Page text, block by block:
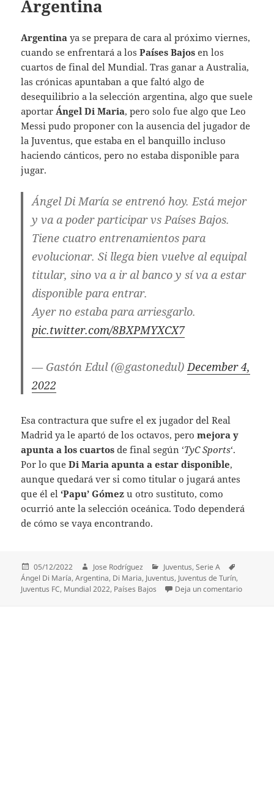
Argentina
Argentina ya se prepara de cara al próximo viernes,
cuando se enfrentará a losPaíses Bajos en los
cuartos de final del Mundial. Tras ganar a Australia,
las crónicas apuntaban a que faltó algo de
desequilibrio a la selección argentina, algo que suele
aportar Ángel Di Maria, pero solo fue algo que Leo
Messi pudo proponer con la ausencia del jugador de
la Juventus, que estaba en el banquillo incluso
haciendo cánticos, pero no estaba disponible para
jugar.
Ángel Di María se entrenó hoy. Está mejor
y va a poder participar vs Países Bajos.
Tiene cuatro entrenamientos para
evolucionar. Si llega bien vuelve al equipal
titular, sino va a ir al banco y sí va a estar
disponible para entrar.
Ayer no estaba para arriesgarlo.
pic.twitter.com/8BXPMYXCX7
— Gastón Edul (@gastonedul) December 4,
2022
Esa contractura que sufre el ex jugador del Real
Madrid ya le apartó de los octavos, peromejora y
apunta a los cuartos de final según ‘TyC Sports‘.
Por lo queDi Maria apunta a estar disponible,
aunque quedará ver si como titular o jugará antes
que él el‘Papu’ Gómez u otro sustituto, como
ocurrió ante la selección oceánica. Todo dependerá
de cómo se vaya encontrando.
Publicado
el
05/12/2022 Autor
Jose Rodríguez Categorías
Juventus,Serie A
Ángel Di María,Argentina, Di Maria, Juventus, Juventus de Turín,
Juventus FC, Mundial 2022, Países Bajos Deja un comentarioen